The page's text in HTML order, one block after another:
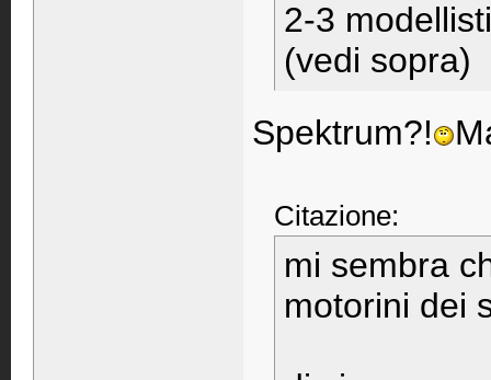
2-3
(vedi sopra)
Spektrum?!
Citazione:
mi sembra
motorini dei